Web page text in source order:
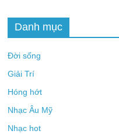
Danh mục
Đời sống
Giải Trí
Hóng hớt
Nhạc Âu Mỹ
Nhạc hot